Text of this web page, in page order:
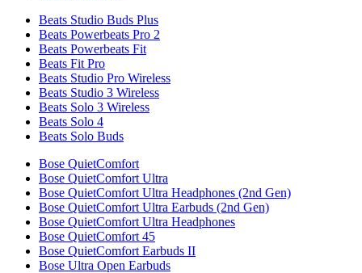
Beats Studio Buds Plus
Beats Powerbeats Pro 2
Beats Powerbeats Fit
Beats Fit Pro
Beats Studio Pro Wireless
Beats Studio 3 Wireless
Beats Solo 3 Wireless
Beats Solo 4
Beats Solo Buds
Bose QuietComfort
Bose QuietComfort Ultra
Bose QuietComfort Ultra Headphones (2nd Gen)
Bose QuietComfort Ultra Earbuds (2nd Gen)
Bose QuietComfort Ultra Headphones
Bose QuietComfort 45
Bose QuietComfort Earbuds II
Bose Ultra Open Earbuds